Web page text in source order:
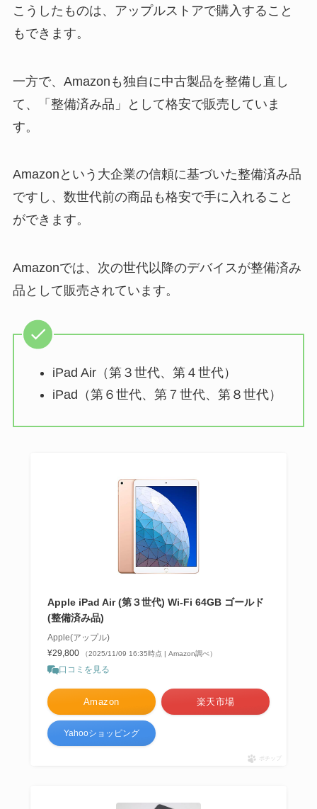
こうしたものは、アップルストアで購入すること
もできます。
一方で、Amazonも独自に中古製品を整備し直し
て、「整備済み品」として格安で販売していま
す。
Amazonという大企業の信頼に基づいた整備済み品
ですし、数世代前の商品も格安で手に入れること
ができます。
Amazonでは、次の世代以降のデバイスが整備済み
品として販売されています。
iPad Air（第３世代、第４世代）
iPad（第６世代、第７世代、第８世代）
Apple iPad Air (第３世代) Wi-Fi 64GB ゴールド
(整備済み品)
Apple(アップル)
¥29,800
（2025/11/09 16:35時点 | Amazon調べ）
口コミを見る
Amazon 楽天市場
Yahooショッピング
ポチップ